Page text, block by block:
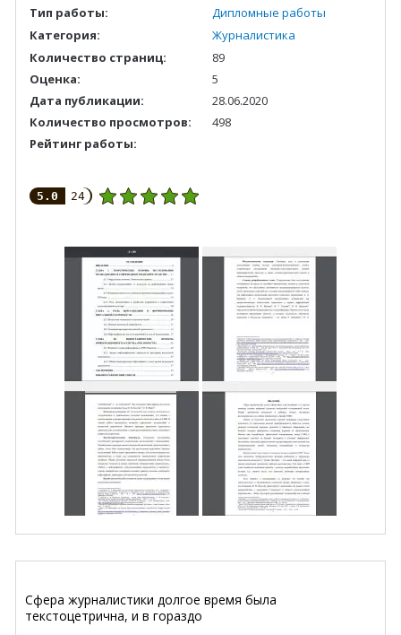
Тип работы:
Дипломные работы
Категория:
Журналистика
Количество страниц:
89
Оценка:
5
Дата публикации:
28.06.2020
Количество просмотров:
498
Рейтинг работы:
5.0 24
Сфера журналистики долгое время была
текстоцетрична, и в гораздо